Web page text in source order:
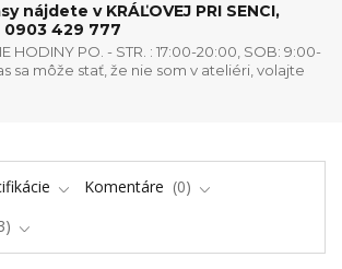
nájdete v KRÁĽOVEJ PRI SENCI,
0903 429 777
HODINY PO. - STR. : 17:00-20:00, SOB: 9:00-
sa môže stať, že nie som v ateliéri, volajte
Komentáre
0